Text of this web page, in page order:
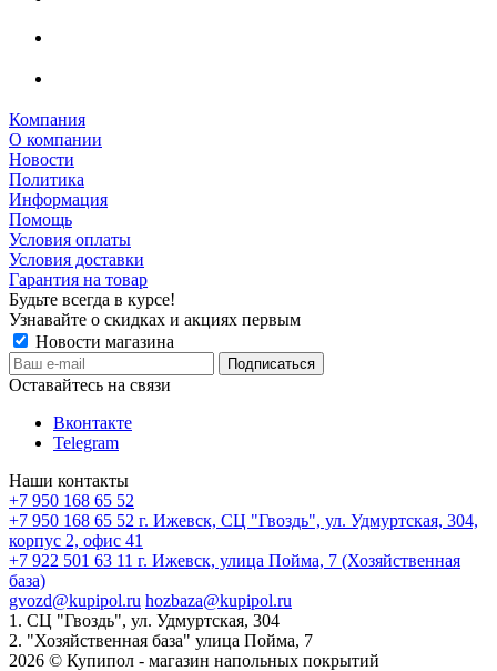
Компания
О компании
Новости
Политика
Информация
Помощь
Условия оплаты
Условия доставки
Гарантия на товар
Будьте всегда в курсе!
Узнавайте о скидках и акциях первым
Новости магазина
Оставайтесь на связи
Вконтакте
Telegram
Наши контакты
+7 950 168 65 52
+7 950 168 65 52 г. Ижевск, СЦ "Гвоздь", ул. Удмуртская, 304,
корпус 2, офис 41
+7 922 501 63 11 г. Ижевск, улица Пойма, 7 (Хозяйственная
база)
gvozd@kupipol.ru hozbaza@kupipol.ru
1. СЦ "Гвоздь", ул. Удмуртская, 304
2. "Хозяйственная база" улица Пойма, 7
2026 © Купипол - магазин напольных покрытий